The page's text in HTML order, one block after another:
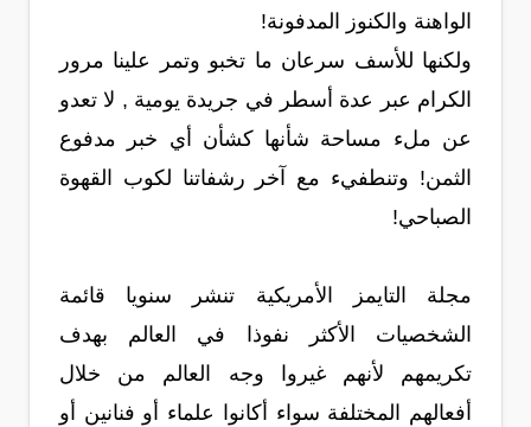
الواهنة والكنوز المدفونة!
ولكنها للأسف سرعان ما تخبو وتمر علينا مرور
الكرام عبر عدة أسطر في جريدة يومية , لا تعدو
عن ملء مساحة شأنها كشأن أي خبر مدفوع
الثمن! وتنطفيء مع آخر رشفاتنا لكوب القهوة
الصباحي!
مجلة التايمز الأمريكية تنشر سنويا قائمة
الشخصيات الأكثر نفوذا في العالم بهدف
تكريمهم لأنهم غيروا وجه العالم من خلال
أفعالهم المختلفة سواء أكانوا علماء أو فنانين أو